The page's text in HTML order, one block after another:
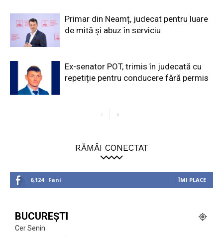
Primar din Neamț, judecat pentru luare
de mită și abuz în serviciu
Ex-senator POT, trimis în judecată cu
repetiție pentru conducere fără permis
RĂMÂI CONECTAT
6,124 Fani ÎMI PLACE
BUCUREȘTI
Cer Senin